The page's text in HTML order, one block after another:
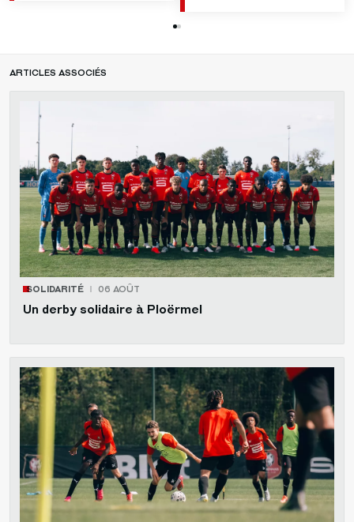
ARTICLES ASSOCIÉS
SOLIDARITÉ 06 AOÛT
Un derby solidaire à Ploërmel